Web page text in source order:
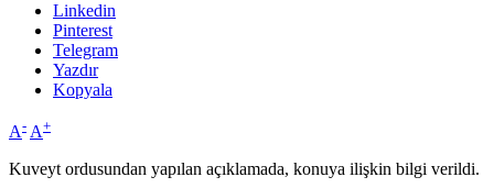
Linkedin
Pinterest
Telegram
Yazdır
Kopyala
A- A+
Kuveyt ordusundan yapılan açıklamada, konuya ilişkin bilgi verildi.